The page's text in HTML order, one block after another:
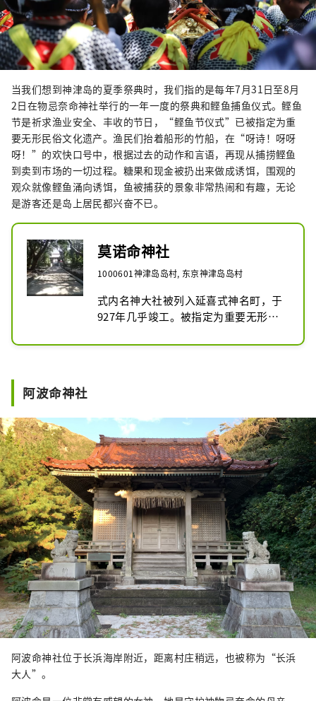
当我们想到神津岛的夏季祭典时，我们指的是每年7月31日至8月
2日在物忌奈命神社举行的一年一度的祭典和鲣鱼捕鱼仪式。鲣鱼
节是祈求渔业安全、丰收的节日，“鲣鱼节仪式”已被指定为重
要无形民俗文化遗产。渔民们抬着船形的竹船，在“呀诗！呀呀
呀！”的欢快口号中，根据过去的动作和言语，再现从捕捞鲣鱼
到卖到市场的一切过程。糖果和现金被扔出来做成诱饵，围观的
观众就像鲣鱼涌向诱饵，鱼被捕获的景象非常热闹和有趣，无论
是游客还是岛上居民都兴奋不已。
莫诺命神社
1000601神津岛岛村, 东京神津岛岛村
式内名神大社被列入延喜式神名町，于
927年几乎竣工。被指定为重要无形民
在每年8月2日举行的祭典上举行。
阿波命神社
阿波命神社位于长浜海岸附近，距离村庄稍远，也被称为“长浜
大人”。